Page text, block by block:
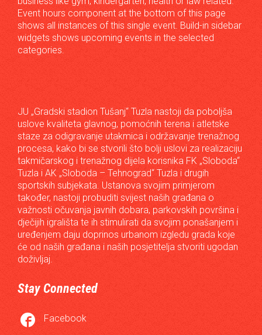
Event hours component at the bottom of this page
shows all instances of this single event. Build-in sidebar
widgets shows upcoming events in the selected
categories.
JU „Gradski stadion Tušanj“ Tuzla nastoji da poboljša
uslove kvaliteta glavnog, pomoćnih terena i atletske
staze za odigravanje utakmica i održavanje trenažnog
procesa, kako bi se stvorili što bolji uslovi za realizaciju
takmičarskog i trenažnog dijela korisnika FK „Sloboda“
Tuzla i AK „Sloboda – Tehnograd“ Tuzla i drugih
sportskih subjekata. Ustanova svojim primjerom
također, nastoji probuditi svijest naših građana o
važnosti očuvanja javnih dobara, parkovskih površina i
dječijih igrališta te ih stimulirati da svojim ponašanjem i
uređenjem daju doprinos urbanom izgledu grada koje
će od naših građana i naših posjetitelja stvoriti ugodan
doživljaj.
Stay Connected
 Facebook